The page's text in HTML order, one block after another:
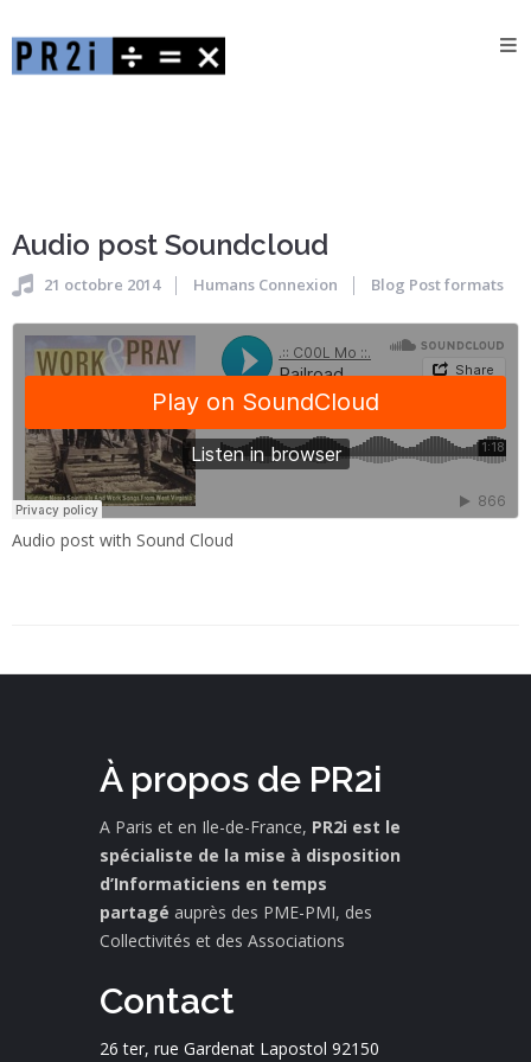
Audio post Soundcloud
21 octobre 2014 Humans Connexion Blog Post formats
Audio post with Sound Cloud
À propos de PR2i
A Paris et en Ile-de-France, PR2i est le
spécialiste de la mise à disposition
d’Informaticiens en temps
partagé auprès des PME-PMI, des
Collectivités et des Associations
Contact
26 ter, rue Gardenat Lapostol 92150
L’ENTREPRISE
RECRUTEMENT
Votre
l’oubli
SUPPORT